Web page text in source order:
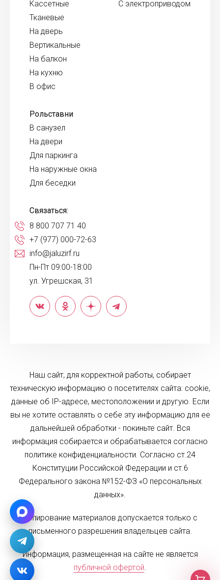
Кассетные
Тканевые
На дверь
Вертикальные
На балкон
На кухню
В офис
С электроприводом
Рольставни
В санузел
На двери
Для паркинга
На наружные окна
Для беседки
Связаться:
8 800 707 71 40
+7 (977) 000-72-63
info@jaluzirf.ru
Пн-Пт 09:00-18:00
ул. Угрешская, 31
Наш сайт, для корректной работы, собирает
техническую информацию о посетителях сайта: cookie,
данные об IP-адресе, местоположении и другую. Если
вы не хотите оставлять о себе эту информацию для ее
дальнейшей обработки - покиньте сайт. Вся
информация собирается и обрабатывается согласно
политике конфиденциальности. Согласно ст.24
Конституции Российской Федерации и ст.6
Федерального закона №152-ФЗ «О персональных
данных».
Копирование материалов допускается только с
письменного разрешения владельцев сайта.
Информация, размещенная на сайте не является
публичной офертой